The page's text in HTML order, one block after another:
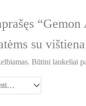
su
Būtini laukeliai